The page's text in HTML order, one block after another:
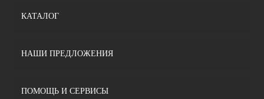
КАТАЛОГ
НАШИ ПРЕДЛОЖЕНИЯ
ПОМОЩЬ И СЕРВИСЫ